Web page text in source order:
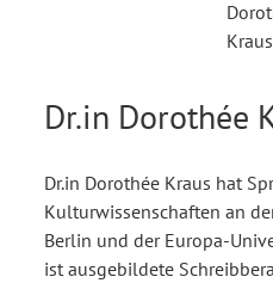
Kraus
Dr.in Dorothée
Dr.in Dorothée Kraus hat
Kulturwissenschaften an
Berlin und der Europa-
ist ausgebildete